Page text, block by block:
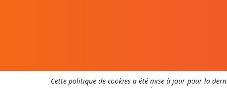
Cette politique de cookies a été mise à jour pour la